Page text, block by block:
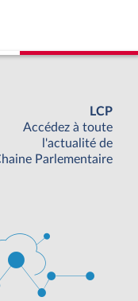
LCP
Accédez à toute
l'actualité de
Parlementaire